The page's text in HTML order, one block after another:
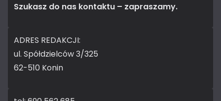
Szukasz do nas kontaktu – zapraszamy.
ADRES REDAKCJI:
ul. Spółdzielców 3/325
62-510 Konin